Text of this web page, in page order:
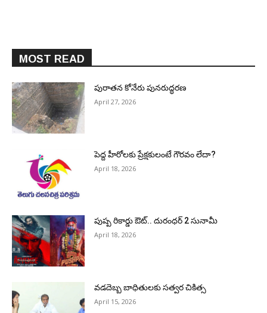
MOST READ
పురాత‌న కోనేరు పున‌రుద్ధ‌ర‌ణ
April 27, 2026
పెద్ద హీరోల‌కు ప్రేక్ష‌కులంటే గౌర‌వం లేదా?
April 18, 2026
పుష్ప రికార్డు ఔట్‌.. దురంధ‌ర్ 2 సునామీ
April 18, 2026
వడదెబ్బ బాధితులకు సత్వర చికిత్స
April 15, 2026